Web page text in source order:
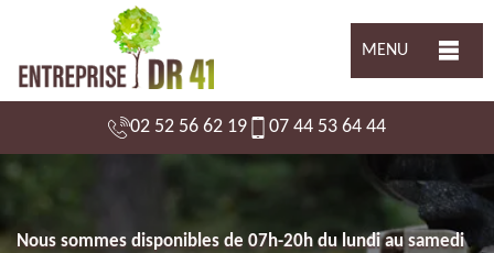
MENU
02 52 56 62 19 07 44 53 64 44
Nous sommes disponibles de 07h-20h du lundi au samedi